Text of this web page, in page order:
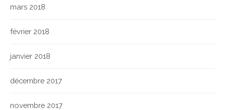
mars 2018
février 2018
janvier 2018
décembre 2017
novembre 2017